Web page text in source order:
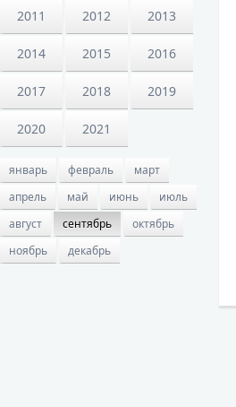
2011 2012 2013
2014 2015 2016
2017 2018 2019
2020 2021
январь февраль
март
апрель
май июнь
июль
август
сентябрь
октябрь
ноябрь
декабрь